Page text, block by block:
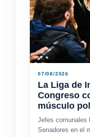
07/08/2026
La Liga de
Congreso
músculo
Jefes comunales
Senadores en el